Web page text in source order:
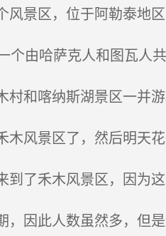
景区，位于阿勒泰地区
由哈萨克人和图瓦人共
和喀纳斯湖景区一并游
风景区了，然后明天
了禾木风景区，因为
因此人数虽然多，但是